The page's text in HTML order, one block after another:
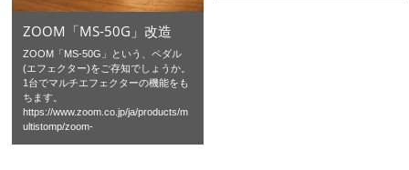
ZOOM「MS-50G」改造
ZOOM「MS-50G」という、ペダル
(エフェクター)をご存知でしょうか。
1台でマルチエフェクターの機能をも
ちます。
https://www.zoom.co.jp/ja/products/m
ultistomp/zoom-